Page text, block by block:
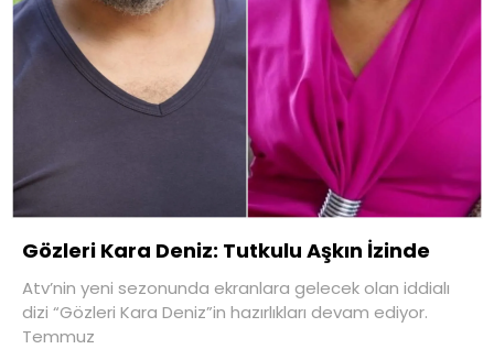
Gözleri Kara Deniz: Tutkulu Aşkın İzinde
Atv’nin yeni sezonunda ekranlara gelecek olan iddialı
dizi “Gözleri Kara Deniz”in hazırlıkları devam ediyor.
Temmuz